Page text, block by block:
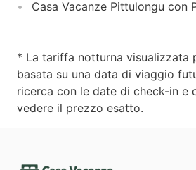
Casa Vacanze Pittulongu con
* La tariffa notturna visualizzata
basata su una data di viaggio
ricerca con le date di check-in e
vedere il prezzo esatto.